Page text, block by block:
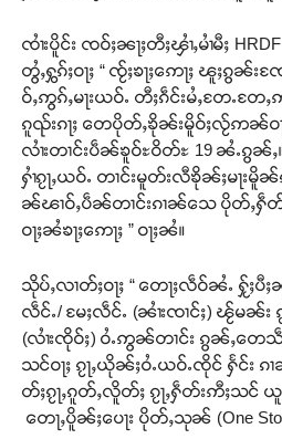
ၸၢႆးပိူင်း ၸဝ်ႈၼႃႈတီႈၾၢႆႇမၢႆမီႈ
တွႆႇႁွၵ်ႈဝႃႈ “ ၸႂ်ႈၶႃႈဢေႃႈ ၽူႈၵွၼ်
ဝ်ႇဢွၵ်ႇမႃးယဝ်ႉ တီႈၵဵင်းမႆႇတႄႉတႄႇ
ၵူၺ်းၵႃႈ တေပိုတ်ႇၶိုၼ်းမိူဝ်ႈလႂ်ဢၼ်ဝႃ
လၢႆးတၢင်းပဵၼ်ၶူဝ်ႊဝိတ်ႊ 19 ၼႆႉၵွၼ်ႇ
ႁၢႆၵႂႃႇယဝ်ႉ တၢင်းမူတ်းလီၶိုၼ်ႈမႃး
ၼ်ၽၢဝ်ႇပဵၼ်တၢင်းၵၢၼ်သေ ပိုတ်ႇႁဵတ်
ဝႃႈၼႆၶႃႈဢေႃႈ ” ဝႃႈၼႆ။
သိုပ်ႇလၢတ်ႈဝႃႈ “ တေႃႈလဵဝ်ၼႆႉ ႁႂ်ႈပီႈ
လဵင်ႉ/ မႄႈလဵင်ႉ (ၼၢႆးၸၢင်ႈ) ၽႂ်မၼ်း
(လၢႆးၸိုဝ်ႈ) ဝႆႉဢွၼ်တၢင်း ၵွၼ်ႇတေသဵ
သင်ဝႃႈ ၵႂႃႇယိုၼ်ႈဝႆႉယဝ်ႉၸိုင် ႁႅင်း
တ်ႈၵႂႃႇၵူတ်ႇလိူတ်ႈ ၵႂႃႇႁဵတ်းဢီႈသင်
တေႃႇပိူၼ်ႈပေႃး ပိုတ်ႇသုၼ် (One